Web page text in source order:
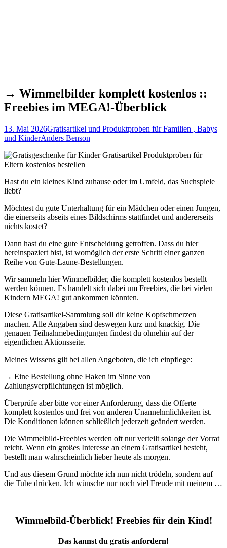
→ Wimmelbilder komplett kostenlos ::
Freebies im MEGA!-Überblick
13. Mai 2026Gratisartikel und Produktproben für Familien , Babys
und KinderAnders Benson
Hast du ein kleines Kind zuhause oder im Umfeld, das Suchspiele
liebt?
Möchtest du gute Unterhaltung für ein Mädchen oder einen Jungen,
die einerseits abseits eines Bildschirms stattfindet und andererseits
nichts kostet?
Dann hast du eine gute Entscheidung getroffen. Dass du hier
hereinspaziert bist, ist womöglich der erste Schritt einer ganzen
Reihe von Gute-Laune-Bestellungen.
Wir sammeln hier Wimmelbilder, die komplett kostenlos bestellt
werden können. Es handelt sich dabei um Freebies, die bei vielen
Kindern MEGA! gut ankommen könnten.
Diese Gratisartikel-Sammlung soll dir keine Kopfschmerzen
machen. Alle Angaben sind deswegen kurz und knackig. Die
genauen Teilnahmebedingungen findest du ohnehin auf der
eigentlichen Aktionsseite.
Meines Wissens gilt bei allen Angeboten, die ich einpflege:
→ Eine Bestellung ohne Haken im Sinne von
Zahlungsverpflichtungen ist möglich.
Überprüfe aber bitte vor einer Anforderung, dass die Offerte
komplett kostenlos und frei von anderen Unannehmlichkeiten ist.
Die Konditionen können schließlich jederzeit geändert werden.
Die Wimmelbild-Freebies werden oft nur verteilt solange der Vorrat
reicht. Wenn ein großes Interesse an einem Gratisartikel besteht,
bestellt man wahrscheinlich lieber heute als morgen.
Und aus diesem Grund möchte ich nun nicht trödeln, sondern auf
die Tube drücken. Ich wünsche nur noch viel Freude mit meinem …
Wimmelbild-Überblick! Freebies für dein Kind!
Das kannst du gratis anfordern!